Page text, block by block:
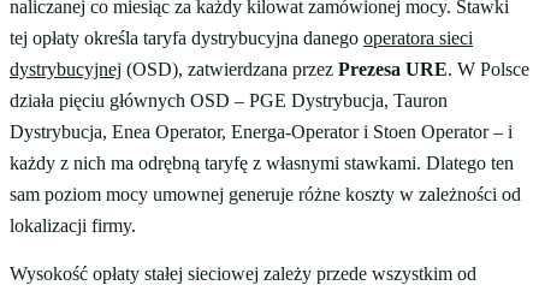
naliczanej co miesiąc za każdy kilowat zamówionej mocy. Stawki
tej opłaty określa taryfa dystrybucyjna danego operatora sieci
dystrybucyjnej (OSD), zatwierdzana przez Prezesa URE. W Polsce
działa pięciu głównych OSD – PGE Dystrybucja, Tauron
Dystrybucja, Enea Operator, Energa-Operator i Stoen Operator – i
każdy z nich ma odrębną taryfę z własnymi stawkami. Dlatego ten
sam poziom mocy umownej generuje różne koszty w zależności od
lokalizacji firmy.
Wysokość opłaty stałej sieciowej zależy przede wszystkim od